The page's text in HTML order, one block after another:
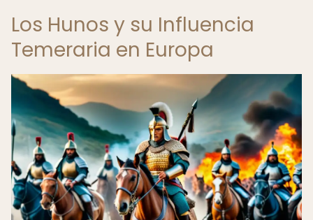
Los Hunos y su Influencia
Temeraria en Europa